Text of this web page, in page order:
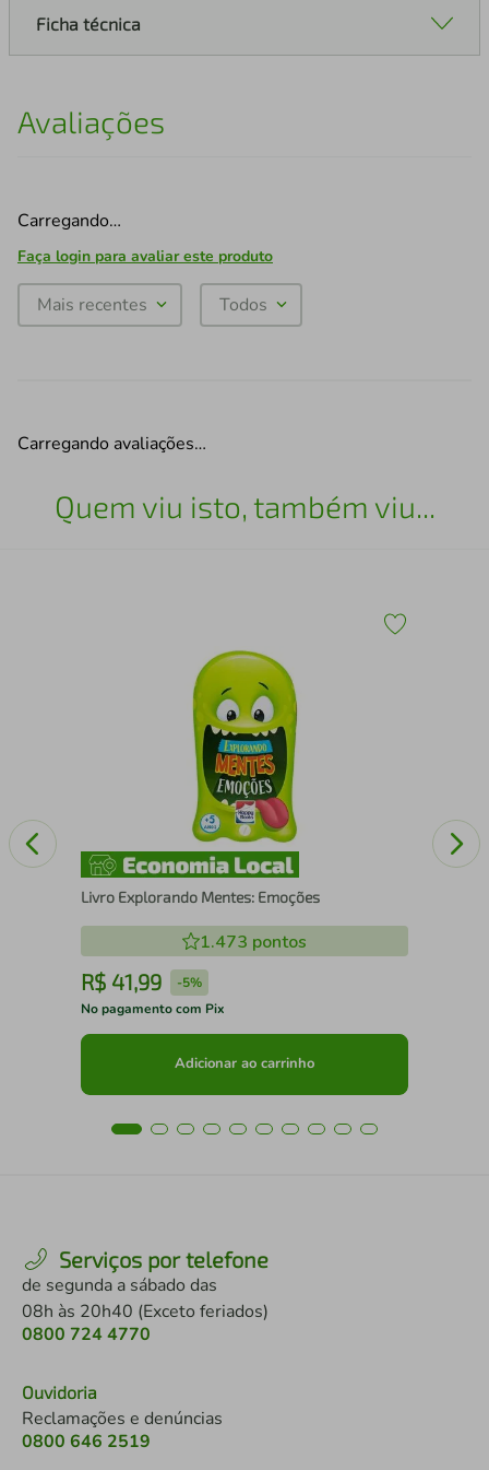
Ficha técnica
Avaliações
Carregando…
Faça login para avaliar este produto
Mais recentes Todos
Carregando avaliações…
Quem viu isto, também viu...
Livro Explorando Mentes: Emoções
1.473 pontos
R$ 41,99 -5%
No pagamento com Pix
Adicionar ao carrinho
Serviços por telefone
de segunda a sábado das
08h às 20h40 (Exceto feriados)
0800 724 4770
Ouvidoria
Reclamações e denúncias
0800 646 2519